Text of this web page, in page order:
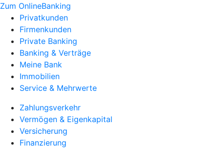
Zum OnlineBanking
Privatkunden
Firmenkunden
Private Banking
Banking & Verträge
Meine Bank
Immobilien
Service & Mehrwerte
Zahlungsverkehr
Vermögen & Eigenkapital
Versicherung
Finanzierung